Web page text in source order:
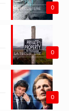
0
0
0